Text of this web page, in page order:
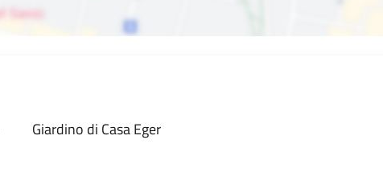
Giardino di Casa Eger